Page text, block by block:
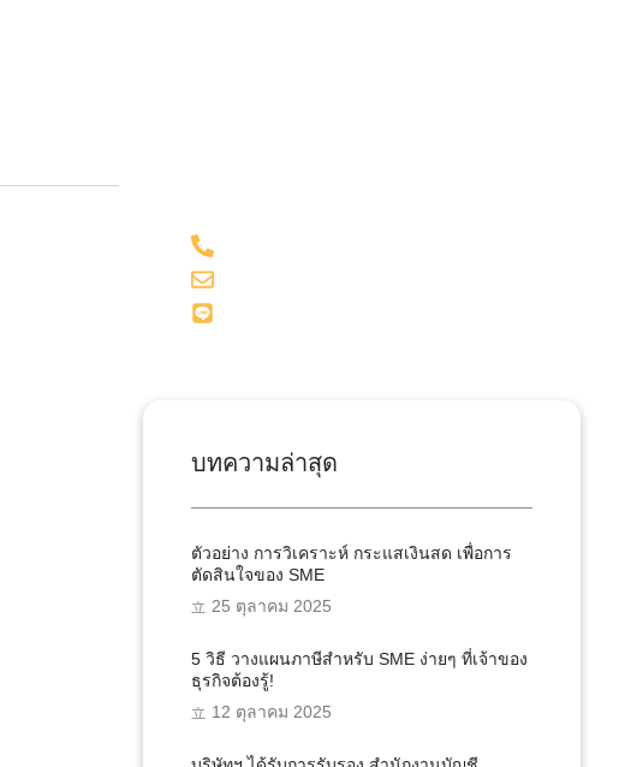
บทความล่าสุด
ตัวอย่าง การวิเคราะห์ กระแสเงินสด เพื่อการ
ตัดสินใจของ SME
25 ตุลาคม 2025
5 วิธี วางแผนภาษีสำหรับ SME ง่ายๆ ที่เจ้าของ
ธุรกิจต้องรู้!
12 ตุลาคม 2025